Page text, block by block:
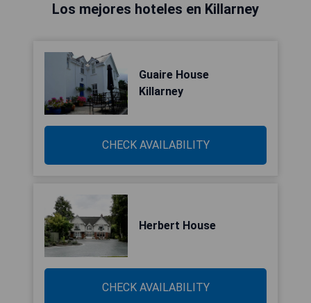
Los mejores hoteles en Killarney
Guaire House
Killarney
CHECK AVAILABILITY
Herbert House
CHECK AVAILABILITY